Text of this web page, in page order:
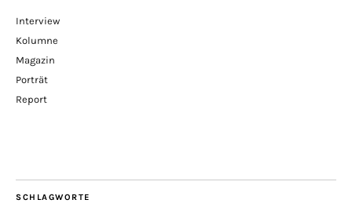
Interview
Kolumne
Magazin
Porträt
Report
SCHLAGWORTE